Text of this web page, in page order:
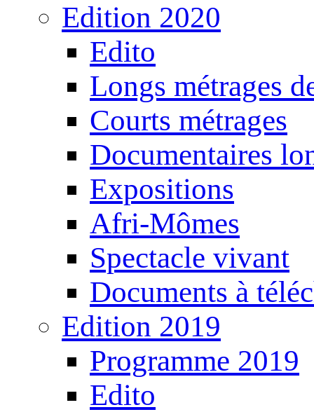
Edition 2020
Edito
Longs métrages
Courts métrages
Documentaires
Expositions
Afri-Mômes
Spectacle vivant
Documents à
Edition 2019
Programme 2019
Edito